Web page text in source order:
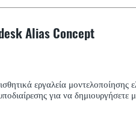
Alias Concept
εργαλεία μοντελοποίησης
για να